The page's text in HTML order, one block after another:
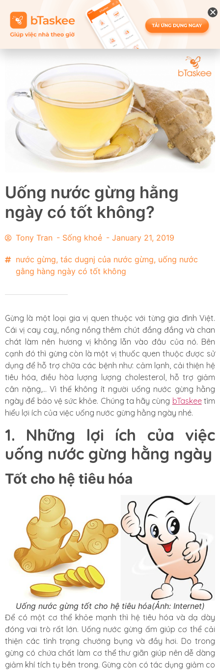
Uống nước gừng hằng
ngày có tốt không?
Tony Tran - Sống khoẻ - January 21, 2019
nước gừng, tác dugnj của nước gừng, uống nước
gằng hàng ngày có tốt không
Gừng là một loại gia vị quen thuộc với từng gia đình Việt.
Cái vị cay cay, nồng nồng thêm chút đắng đắng và chan
chát làm nên hương vị không lẫn vào đâu của nó. Bên
cạnh đó thì gừng còn là một vị thuốc quen thuộc được sử
dụng để hỗ trợ chữa các bệnh như: cảm lạnh, cải thiện hệ
tiêu hóa, điều hòa lượng lượng cholesterol, hỗ trợ giảm
cân nặng,… Vì thế không ít người uống nước gừng hằng
ngày để bảo vệ sức khỏe. Chúng ta hãy cùng bTaskeetìm
hiểu lợi ích của việc uống nước gừng hằng ngày nhé.
1. Những lợi ích của việc
uống nước gừng hằng ngày
Tốt cho hệ tiêu hóa
Uống nước gừng tốt cho hệ tiêu hóa(Ảnh: Internet)
Để có một cơ thể khỏe mạnh thì hệ tiêu hóa và dạ dày
đóng vai trò rất lớn. Uống nước gừng ấm giúp cơ thể cải
thiện các tình trạng chướng bụng và đầy hơi. Do trong
gừng có chứa chất làm cơ thể thư giãn giúp nên dễ dàng
giảm khí tích tụ bên trong. Gừng còn có tác dụng giảm co